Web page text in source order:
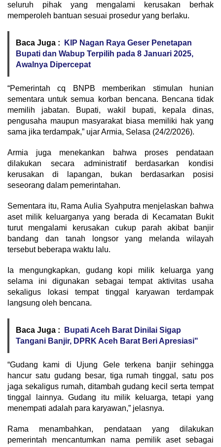
seluruh pihak yang mengalami kerusakan berhak
memperoleh bantuan sesuai prosedur yang berlaku.
Baca Juga :
KIP Nagan Raya Geser Penetapan
Bupati dan Wabup Terpilih pada 8 Januari 2025,
Awalnya Dipercepat
“Pemerintah cq BNPB memberikan stimulan hunian
sementara untuk semua korban bencana. Bencana tidak
memilih jabatan. Bupati, wakil bupati, kepala dinas,
pengusaha maupun masyarakat biasa memiliki hak yang
sama jika terdampak,” ujar Armia, Selasa (24/2/2026).
Armia juga menekankan bahwa proses pendataan
dilakukan secara administratif berdasarkan kondisi
kerusakan di lapangan, bukan berdasarkan posisi
seseorang dalam pemerintahan.
Sementara itu, Rama Aulia Syahputra menjelaskan bahwa
aset milik keluarganya yang berada di Kecamatan Bukit
turut mengalami kerusakan cukup parah akibat banjir
bandang dan tanah longsor yang melanda wilayah
tersebut beberapa waktu lalu.
Ia mengungkapkan, gudang kopi milik keluarga yang
selama ini digunakan sebagai tempat aktivitas usaha
sekaligus lokasi tempat tinggal karyawan terdampak
langsung oleh bencana.
Baca Juga :
Bupati Aceh Barat Dinilai Sigap
Tangani Banjir, DPRK Aceh Barat Beri Apresiasi"
“Gudang kami di Ujung Gele terkena banjir sehingga
hancur satu gudang besar, tiga rumah tinggal, satu pos
jaga sekaligus rumah, ditambah gudang kecil serta tempat
tinggal lainnya. Gudang itu milik keluarga, tetapi yang
menempati adalah para karyawan,” jelasnya.
Rama menambahkan, pendataan yang dilakukan
pemerintah mencantumkan nama pemilik aset sebagai